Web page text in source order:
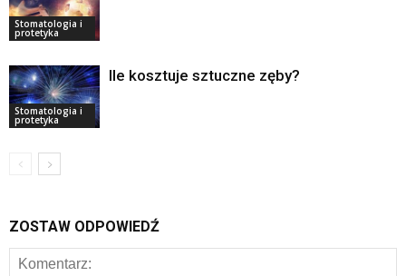
Stomatologia i
protetyka
Stomatologia i
protetyka
Ile kosztuje sztuczne zęby?
ZOSTAW ODPOWIEDŹ